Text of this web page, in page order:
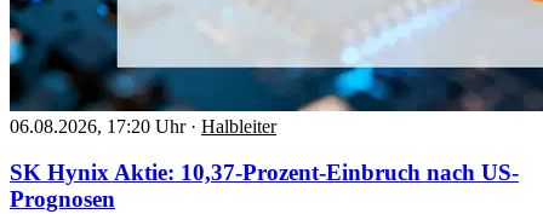
06.08.2026, 17:20 Uhr · Halbleiter
SK Hynix Aktie: 10,37-Prozent-Einbruch nach US-
Prognosen